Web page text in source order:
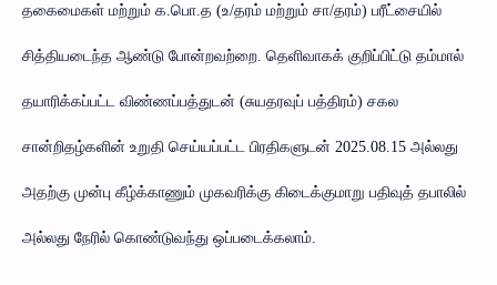
தகைமைகள் மற்றும் க.பொ.த (உ/தரம் மற்றும் சா/தரம்) பரீட்சையில்
சித்தியடைந்த ஆண்டு போன்றவற்றை. தெளிவாகக் குறிப்பிட்டு தம்மால்
தயாரிக்கப்பட்ட விண்ணப்பத்துடன் (சுயதரவுப் பத்திரம்) சகல
சான்றிதழ்களின் உறுதி செய்யப்பட்ட பிரதிகளுடன் 2025.08.15 அல்லது
அதற்கு முன்பு கீழ்க்காணும் முகவரிக்கு கிடைக்குமாறு பதிவுத் தபாலில்
அல்லது நேரில் கொண்டுவந்து ஒப்படைக்கலாம்.